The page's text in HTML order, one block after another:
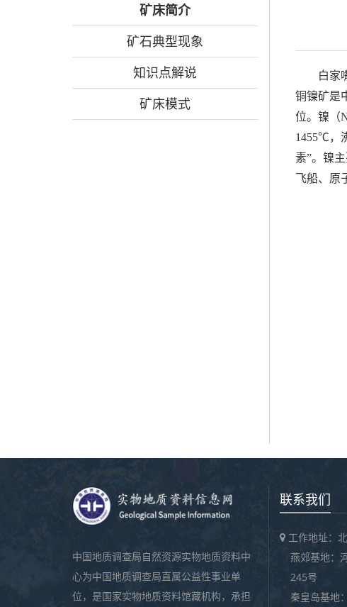
矿床简介
矿石典型现象
知识点解说
矿床模式
白家
铜镍矿是
位。镍（
1455℃，
素”。镍
飞船、原
中国地质调查局自然资源实物地质资料中
心为中国地质调查局直属公益性事业单
位，是国家实物地质资料馆藏机构，承担
联系我们
工作地址：
燕郊基地：
245号
秦皇岛基地